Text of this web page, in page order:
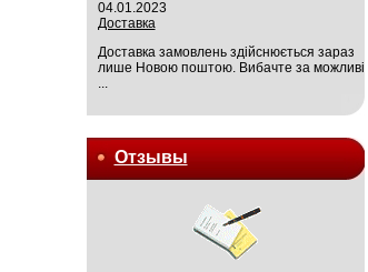
04.01.2023
Доставка
Доставка замовлень здійснюється зараз
лише Новою поштою. Вибачте за можливі
...
Отзывы